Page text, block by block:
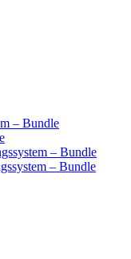
– Bundle
– Bundle
– Bundle